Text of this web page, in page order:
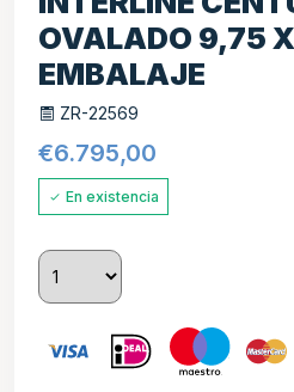
OVALADO 9,75
EMBALAJE
ZR-22569
€6.795,00
En existencia